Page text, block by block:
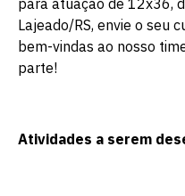
para atuação de 12x36,
Lajeado/RS, envie o seu
bem-vindas ao nosso
parte!
Atividades a serem